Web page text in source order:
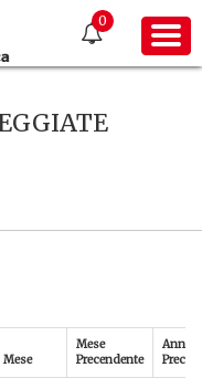
0
Mese
Mese
Precendente
Anno